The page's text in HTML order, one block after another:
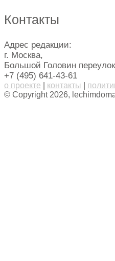
Контакты
Адрес редакции:
г. Москва,
Большой Головин
+7 (495) 641-43-61
о проекте контакты
© Copyright 2026,